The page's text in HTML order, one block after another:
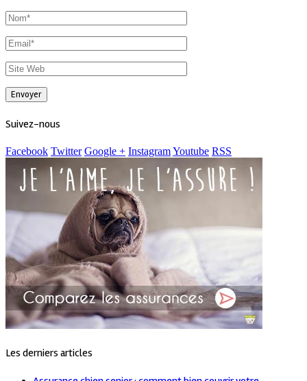
Suivez-nous
Facebook Twitter Google + InstagramYoutube RSS
Les derniers articles